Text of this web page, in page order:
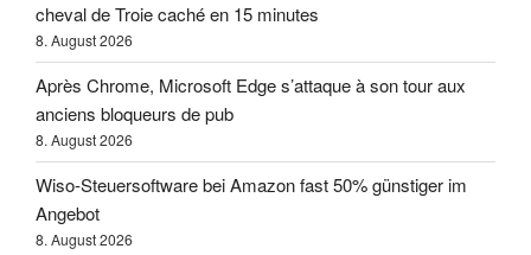
cheval de Troie caché en 15 minutes
8. August 2026
Après Chrome, Microsoft Edge s’attaque à son tour aux
anciens bloqueurs de pub
8. August 2026
Wiso-Steuersoftware bei Amazon fast 50% günstiger im
Angebot
8. August 2026